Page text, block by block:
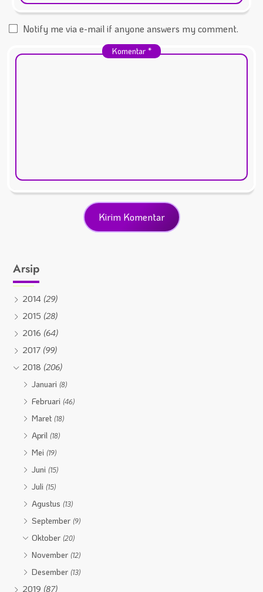
Notify me via e-mail if anyone answers my comment.
Komentar *
Arsip
2014 (29)
2015 (28)
2016 (64)
2017 (99)
2018 (206)
Januari(8)
Februari(46)
Maret(18)
April(18)
Mei(19)
Juni(15)
Juli(15)
Agustus(13)
September(9)
Oktober(20)
November(12)
Desember(13)
2019 (87)